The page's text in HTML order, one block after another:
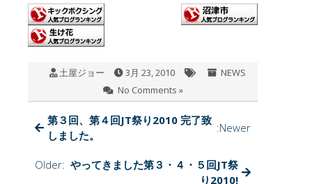
tt
er
e
b
o
k
a
土屋ジョー 3月 23, 2010
NEWS
No Comments »
第３回、第４回JT祭り2010 完了致
しました。
:Newer
Older: やってきました第３・４・５回JT祭
り2010!